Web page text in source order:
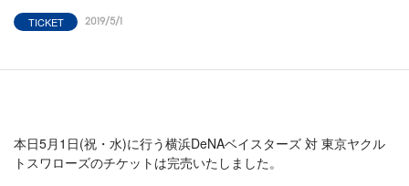
TICKET 2019/5/1
本日5月1日(祝・水)に行う横浜DeNAベイスターズ 対 東京ヤクル
トスワローズのチケットは完売いたしました。